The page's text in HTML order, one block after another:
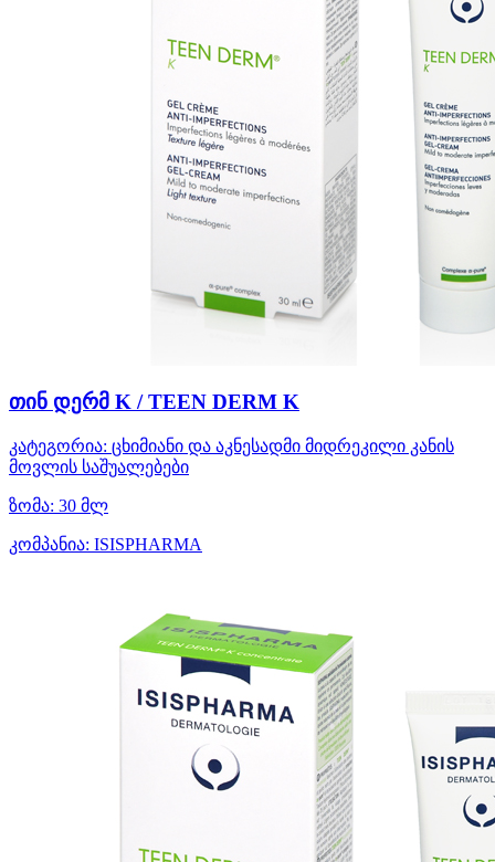
თინ დერმ K / TEEN DERM K
კატეგორია: ცხიმიანი და აკნესადმი მიდრეკილი კანის
მოვლის საშუალებები
ზომა: 30 მლ
კომპანია: ISISPHARMA